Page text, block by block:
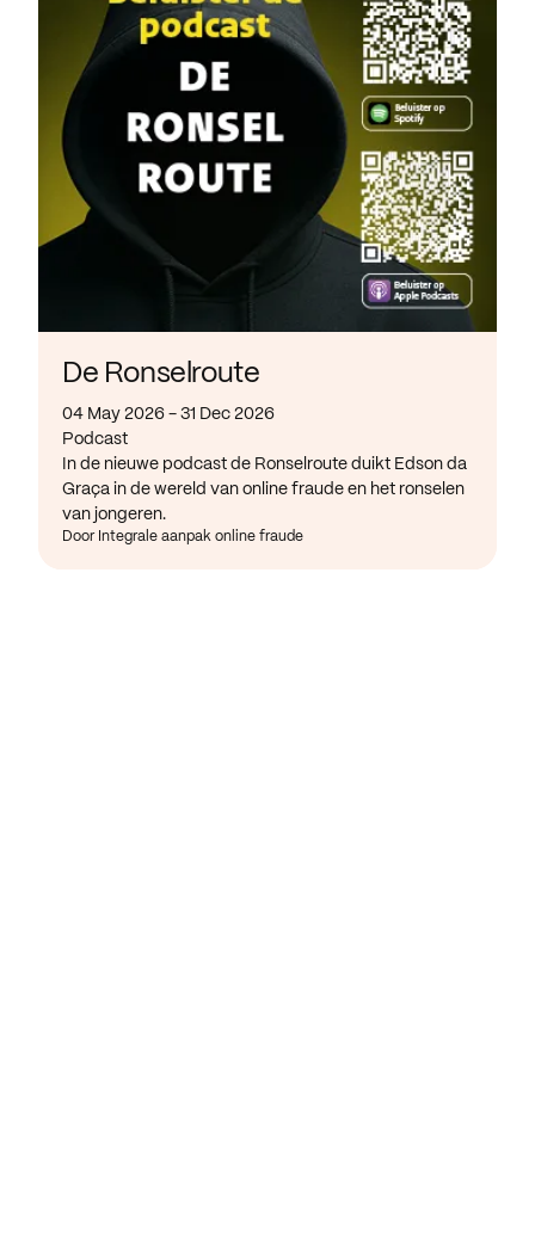
De Ronselroute
04 May 2026 - 31 Dec 2026
Podcast
In de nieuwe podcast de Ronselroute duikt Edson da
Graça in de wereld van online fraude en het ronselen
van jongeren.
Door Integrale aanpak online fraude